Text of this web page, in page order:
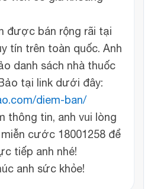
được bán rộng rãi tại
tín trên toàn quốc. Anh
danh sách nhà thuốc
tại link dưới đây:
diem-ban/
thông tin, anh vui lòng
miễn cước 18001258 để
tiếp anh nhé!
anh sức khỏe!